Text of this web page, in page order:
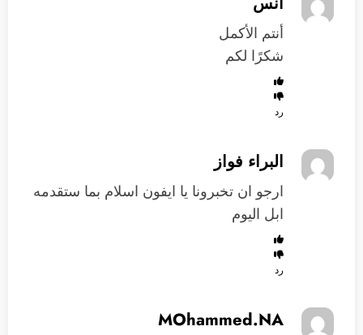
أنتم الأكمل
شكرًا لكم
رد
البراء فواز
ارجو ان تخبرونا يا ايفون اسلام بما ستقدمه
ابل اليوم
رد
MOhammed.NA